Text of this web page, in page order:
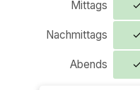
Mattina
Mezzogiorno
Pomeriggio